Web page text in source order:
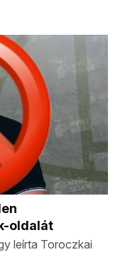
oldalát
leírta Toroczkai